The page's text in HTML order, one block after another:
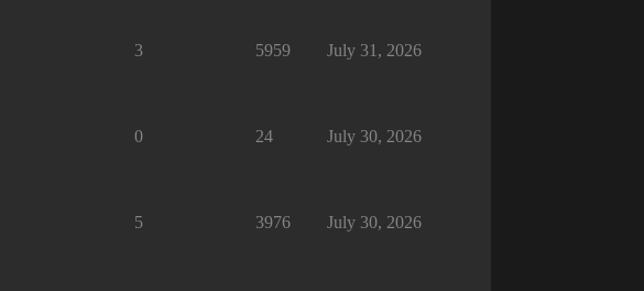
3 5959 July 31, 2026
0 24 July 30, 2026
5 3976 July 30, 2026